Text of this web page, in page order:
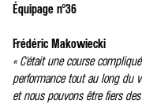
Équipage n°36
Frédéric Makowiecki
« C'était une course
performance tout au long du
et nous pouvons être fiers